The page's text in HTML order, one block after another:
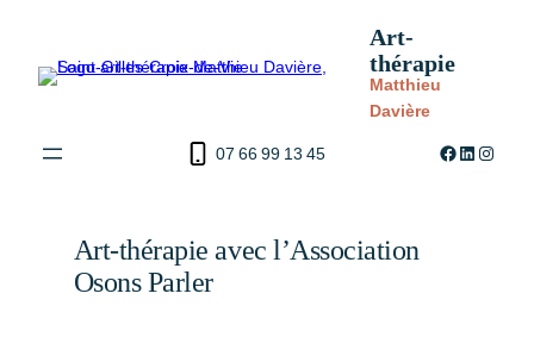
contenu
Art-
thérapie
Matthieu
Davière
07 66 99 13 45 Facebook
LinkedIn
Art-thérapie avec l’Association
Osons Parler